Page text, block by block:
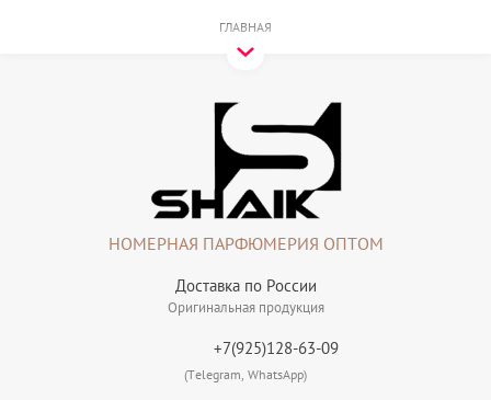
ГЛАВНАЯ
Доставка по России
Оригинальная продукция
НОМЕРНАЯ ПАРФЮМЕРИЯ ОПТОМ
+7(925)128-63-09
(Telegram, WhatsApp)